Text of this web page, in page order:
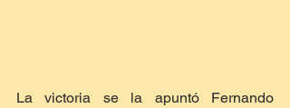
La victoria se la apuntó Fernando